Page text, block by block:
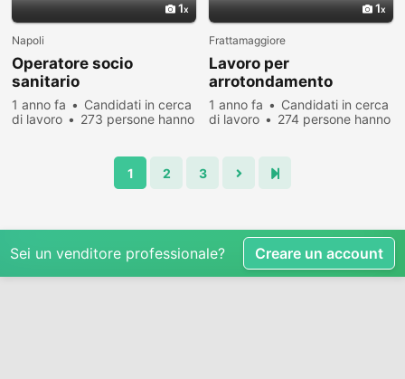
1
Napoli
Operatore socio
sanitario
1 anno fa
Candidati in cerca
di lavoro
273 persone hanno
1
Frattamaggiore
Lavoro per
arrotondamento
1 anno fa
Candidati in cerca
di lavoro
274 persone hanno
1 2 3
Sei un venditore professionale? Creare un account